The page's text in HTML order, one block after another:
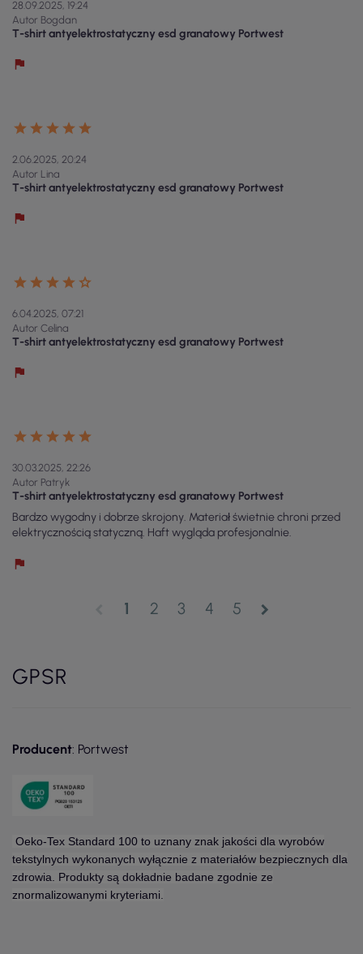
28.09.2025, 19:24
Autor Bogdan
T-shirt antyelektrostatyczny esd granatowy Portwest
2.06.2025, 20:24
Autor Lina
T-shirt antyelektrostatyczny esd granatowy Portwest
6.04.2025, 07:21
Autor Celina
T-shirt antyelektrostatyczny esd granatowy Portwest
30.03.2025, 22:26
Autor Patryk
T-shirt antyelektrostatyczny esd granatowy Portwest
Bardzo wygodny i dobrze skrojony. Materiał świetnie chroni przed
elektrycznością statyczną. Haft wygląda profesjonalnie.
1 2 3 4 5 chevron_right
GPSR
Producent: Portwest
Oeko-Tex Standard 100 to uznany znak jakości dla wyrobów
tekstylnych wykonanych wyłącznie z materiałów bezpiecznych dla
zdrowia. Produkty są dokładnie badane zgodnie ze
znormalizowanymi kryteriami.